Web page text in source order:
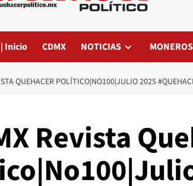
Inicio CDMX NOTICIAS MONEROS
QUEHACER POLÍTICO|NO100|JULIO 2025
Revista